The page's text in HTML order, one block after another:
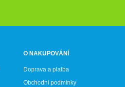
O NAKUPOVÁNÍ
Doprava a platba
Obchodní podmínky